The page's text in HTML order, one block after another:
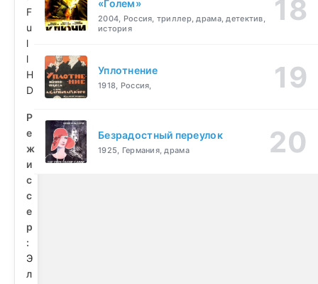
F
u
l
l
H
D
Р
е
ж
и
с
с
е
р
:
Э
л
«Голем»
2004, Россия, триллер, драма, детектив,
история
Уплотнение
1918, Россия,
Безрадостный переулок
1925, Германия, драма